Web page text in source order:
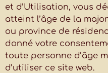
et d’Utilisation, vous
atteint l’âge de la
ou province de
donné votre
toute personne d’âge
d’utiliser ce site web.